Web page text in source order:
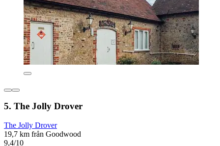
5. The Jolly Drover
The Jolly Drover
19,7 km från Goodwood
9,4/10